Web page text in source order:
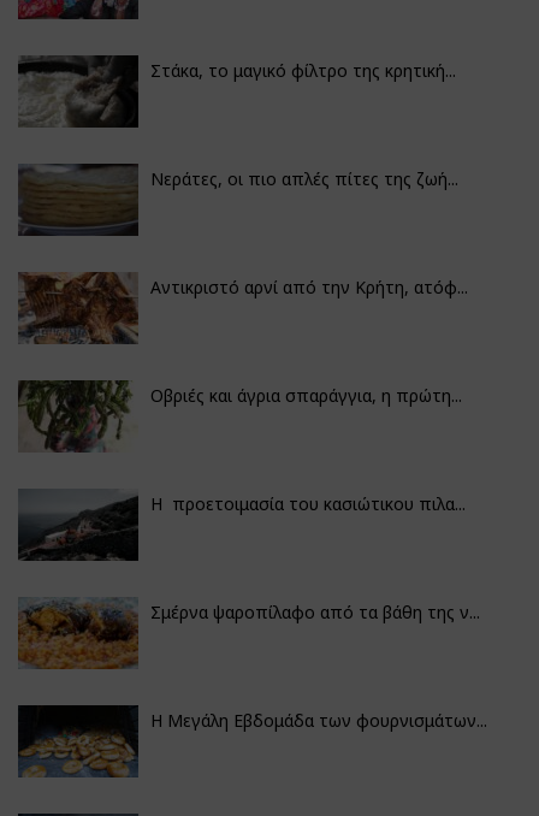
Στάκα, το μαγικό φίλτρο της κρητική...
Νεράτες, οι πιο απλές πίτες της ζωή...
Αντικριστό αρνί από την Κρήτη, ατόφ...
Οβριές και άγρια σπαράγγια, η πρώτη...
Η προετοιμασία του κασιώτικου πιλα...
Σμέρνα ψαροπίλαφο από τα βάθη της ν...
Η Μεγάλη Εβδομάδα των φουρνισμάτων...